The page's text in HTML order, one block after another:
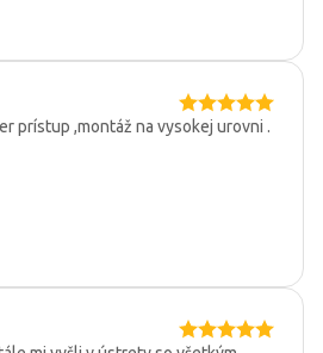
prístup ,montáž na vysokej urovni .